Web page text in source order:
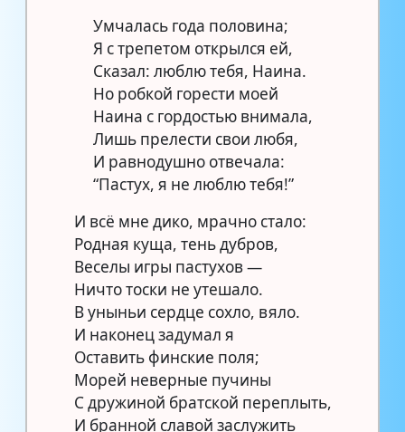
Умчалась года половина;
Я с трепетом открылся ей,
Сказал: люблю тебя, Наина.
Но робкой горести моей
Наина с гордостью внимала,
Лишь прелести свои любя,
И равнодушно отвечала:
“Пастух, я не люблю тебя!”
И всё мне дико, мрачно стало:
Родная куща, тень дубров,
Веселы игры пастухов —
Ничто тоски не утешало.
В уныньи сердце сохло, вяло.
И наконец задумал я
Оставить финские поля;
Морей неверные пучины
С дружиной братской переплыть,
И бранной славой заслужить